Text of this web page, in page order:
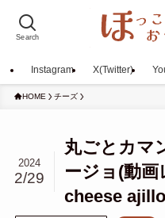
Search
Instagram X(Twitter)
HOME チーズ
丸ごとカマ
ージョ(動
cheese ajillo
2024
2/29